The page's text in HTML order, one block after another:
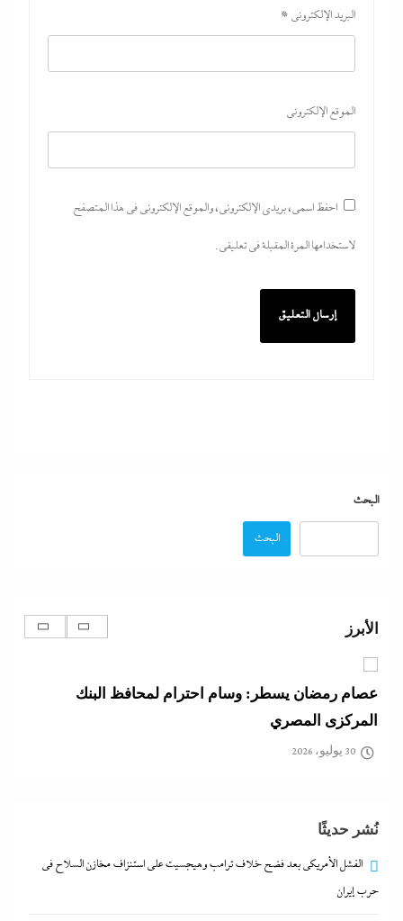
البريد الإلكتروني *
الموقع الإلكتروني
احفظ اسمي، بريدي الإلكتروني، والموقع الإلكتروني في هذا المتصفح
لاستخدامها المرة المقبلة في تعليقي.
البحث
البحث
الأبرز
استنزاف مخازن السلاح في حرب إيران
30 يوليو، 2026
بعد ممدانى، عبد الرحمن السيد يرعبهم: إيباك الصهيونية
تنفق ملايين الدولارات لإنقاذ المد الإسرائيلي في أمريكا
30 يوليو، 2026
جديدة في وجه الحكومة المصرية؟
30 يوليو، 2026
نُشر حديثًا
الفشل الأمريكي بعد فضح خلاف ترامب وهيجسيت على استنزاف مخازن السلاح في
حرب إيران